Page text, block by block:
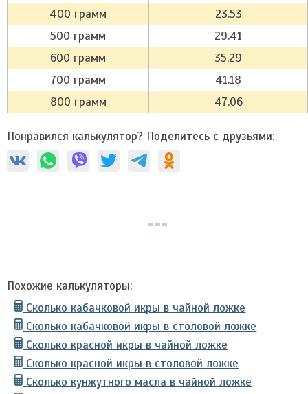
400 грамм
23.53
500 грамм
29.41
600 грамм
35.29
700 грамм
41.18
800 грамм
47.06
Понравился калькулятор? Поделитесь с друзьями:
Похожие калькуляторы:
Сколько кабачковой икры в чайной ложке
Сколько кабачковой икры в столовой ложке
Сколько красной икры в чайной ложке
Сколько красной икры в столовой ложке
Сколько кунжутного масла в чайной ложке